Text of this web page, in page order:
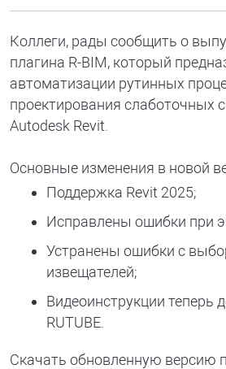
Коллеги, рады сообщить о
плагина R-BIM, который
автоматизации рутинных
проектирования слаботочных
Autodesk Revit.
Основные изменения в новой
Поддержка Revit 2025;
Исправлены ошибки при
Устранены ошибки с
извещателей;
Видеоинструкции теперь
RUTUBE.
Скачать обновленную версию